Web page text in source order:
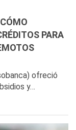
PARA
ofreció
y…